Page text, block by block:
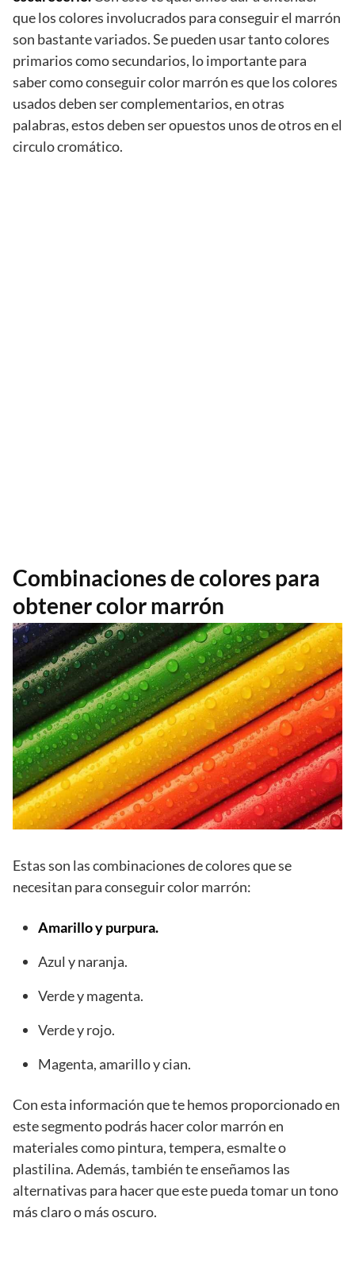
que los colores involucrados para conseguir el marrón
son bastante variados. Se pueden usar tanto colores
primarios como secundarios, lo importante para
saber como conseguir color marrón es que los colores
usados deben ser complementarios, en otras
palabras, estos deben ser opuestos unos de otros en el
circulo cromático.
Combinaciones de colores para
obtener color marrón
Estas son las combinaciones de colores que se
necesitan para conseguir color marrón:
Amarillo y purpura.
Azul y naranja.
Verde y magenta.
Verde y rojo.
Magenta, amarillo y cian.
Con esta información que te hemos proporcionado en
este segmento podrás hacer color marrón en
materiales como pintura, tempera, esmalte o
plastilina. Además, también te enseñamos las
alternativas para hacer que este pueda tomar un tono
más claro o más oscuro.